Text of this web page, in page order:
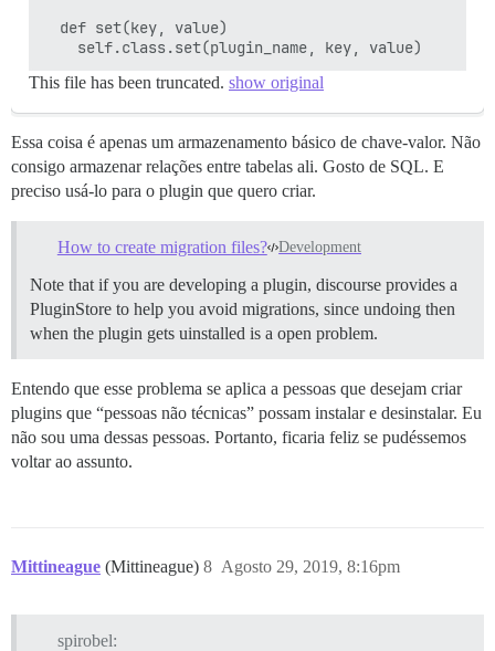
  def set(key, value)
This file has been truncated. show original
Essa coisa é apenas um armazenamento básico de chave-valor. Não
consigo armazenar relações entre tabelas ali. Gosto de SQL. E
preciso usá-lo para o plugin que quero criar.
How to create migration files? Development
Note that if you are developing a plugin, discourse provides a
PluginStore to help you avoid migrations, since undoing then
when the plugin gets uinstalled is a open problem.
Entendo que esse problema se aplica a pessoas que desejam criar
plugins que “pessoas não técnicas” possam instalar e desinstalar. Eu
não sou uma dessas pessoas. Portanto, ficaria feliz se pudéssemos
voltar ao assunto.
Mittineague (Mittineague) Agosto 29, 2019, 8:16pm
8
spirobel: